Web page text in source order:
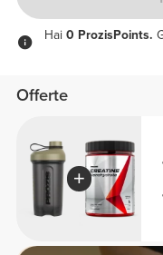
Hai 0 ProzisPoints.
Offerte